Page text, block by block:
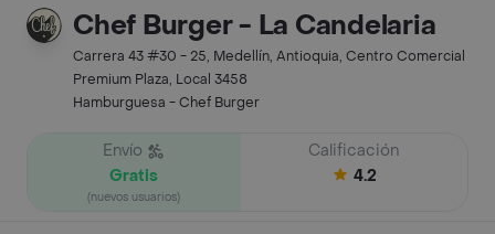
Chef Burger - La Candelaria
Carrera 43 #30 - 25, Medellín, Antioquia, Centro Comercial
Premium Plaza, Local 3458
Hamburguesa - Chef Burger
Envío
Gratis
(nuevos usuarios)
Calificación
4.2